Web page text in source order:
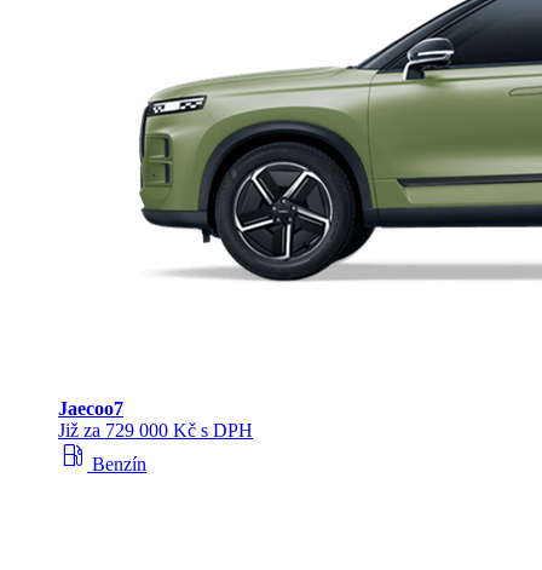
Jaecoo7
Již za 729 000 Kč s DPH
local_gas_station Benzín